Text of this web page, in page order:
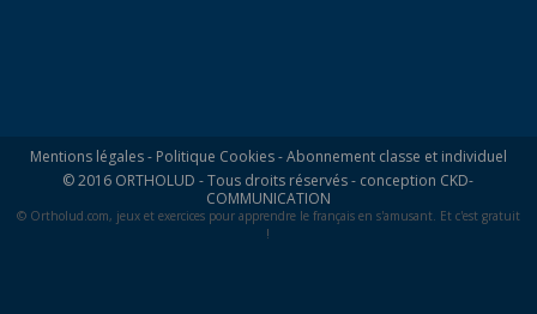
Mentions légales- Politique Cookies-Abonnement classe et individuel
© 2016 ORTHOLUD - Tous droits réservés - conception CKD-
COMMUNICATION
© Ortholud.com, jeux et exercices pour apprendre le français en s'amusant. Et c'est gratuit
!